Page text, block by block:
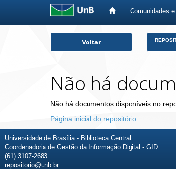
Comunidades
Voltar
Não há
Não há documentos disponíveis no
Página inicial do repositório
Universidade de Brasília - Biblioteca Central
Coordenadoria de Gestão da Informação Digital - GID
(61) 3107-2683
repositorio@unb.br